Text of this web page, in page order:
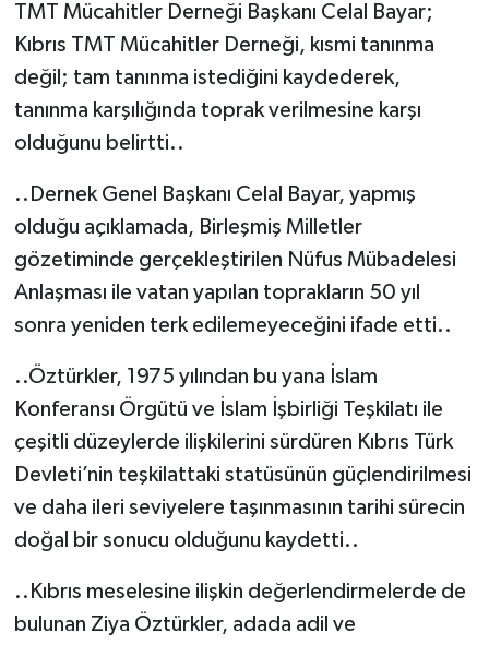
TMT Mücahitler Derneği Başkanı Celal Bayar;
Kıbrıs TMT Mücahitler Derneği, kısmi tanınma
değil; tam tanınma istediğini kaydederek,
tanınma karşılığında toprak verilmesine karşı
olduğunu belirtti..
..Dernek Genel Başkanı Celal Bayar, yapmış
olduğu açıklamada, Birleşmiş Milletler
gözetiminde gerçekleştirilen Nüfus Mübadelesi
Anlaşması ile vatan yapılan toprakların 50 yıl
sonra yeniden terk edilemeyeceğini ifade etti..
..Öztürkler, 1975 yılından bu yana İslam
Konferansı Örgütü ve İslam İşbirliği Teşkilatı ile
çeşitli düzeylerde ilişkilerini sürdüren Kıbrıs Türk
Devleti’nin teşkilattaki statüsünün güçlendirilmesi
ve daha ileri seviyelere taşınmasının tarihi sürecin
doğal bir sonucu olduğunu kaydetti..
..Kıbrıs meselesine ilişkin değerlendirmelerde de
bulunan Ziya Öztürkler, adada adil ve